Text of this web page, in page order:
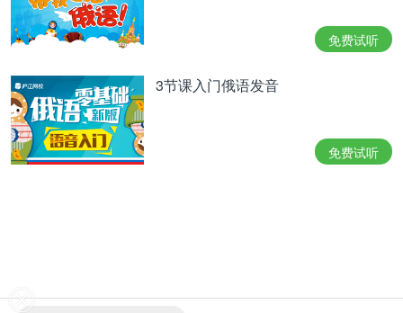
免费试听
3节课入门俄语发音
免费试听